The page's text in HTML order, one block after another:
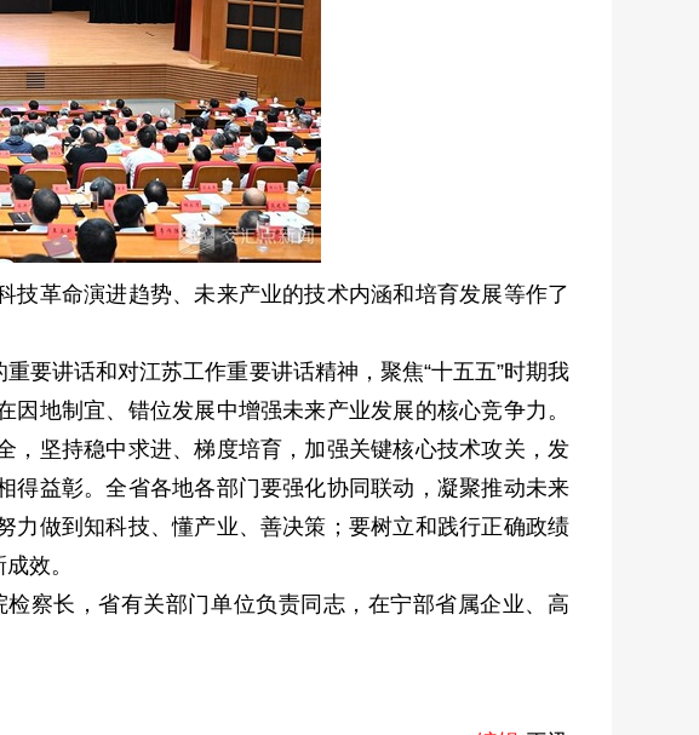
革命演进趋势、未来产业的技术内涵和培育发展等作了
讲话和对江苏工作重要讲话精神，聚焦“十五五”时期我
地制宜、错位发展中增强未来产业发展的核心竞争力。
坚持稳中求进、梯度培育，加强关键核心技术攻关，发
益彰。全省各地各部门要强化协同联动，凝聚推动未来
力做到知科技、懂产业、善决策；要树立和践行正确政绩
效。
长，省有关部门单位负责同志，在宁部省属企业、高